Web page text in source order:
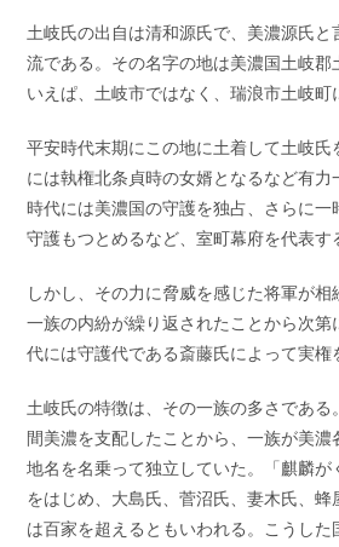
土岐氏の出自は清和源氏で、美濃源氏と
流である。その名字の地は美濃国土岐郡
いえぱ、土岐市ではなく、瑞浪市土岐町
平安時代末期にこの地に土着して土岐氏
には執権北条貞時の女婿となるなど有力
時代には美濃国の守護を独占、さらに一
守護もつとめるなど、室町幕府を代表す
しかし、その力に脅威を感じた将軍が相
一族の内紛が繰り返されたことから次第
代には守護代である斎藤氏によって実権
土岐氏の特徴は、その一族の多さである
間美濃を支配したことから、一族が美
地名を名乗って独立していた。「麒麟が
をはじめ、大島氏、菅沼氏、妻木氏、蜂
は百家を超えるともいわれる。こうした